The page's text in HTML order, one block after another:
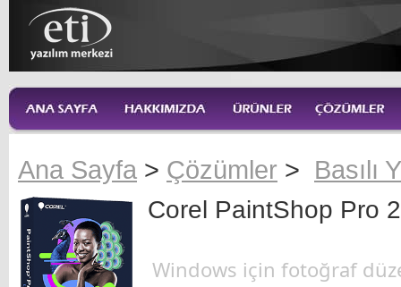
Ana Sayfa > Çözümler > Basılı
Corel PaintShop Pro
Windows için fotoğraf